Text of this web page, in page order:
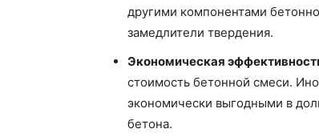
другими компонентами
замедлители твердения.
Экономическая
стоимость бетонной смеси.
экономически выгодными в
бетона.